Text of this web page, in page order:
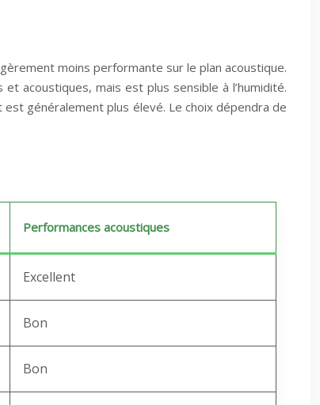
moins performante sur le plan acoustique.
acoustiques, mais est plus sensible à l’humidité.
généralement plus élevé. Le choix dépendra de
Performances acoustiques
Excellent
Bon
Bon